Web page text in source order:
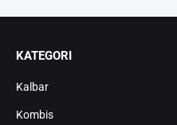
KATEGORI
Kalbar
Kombis